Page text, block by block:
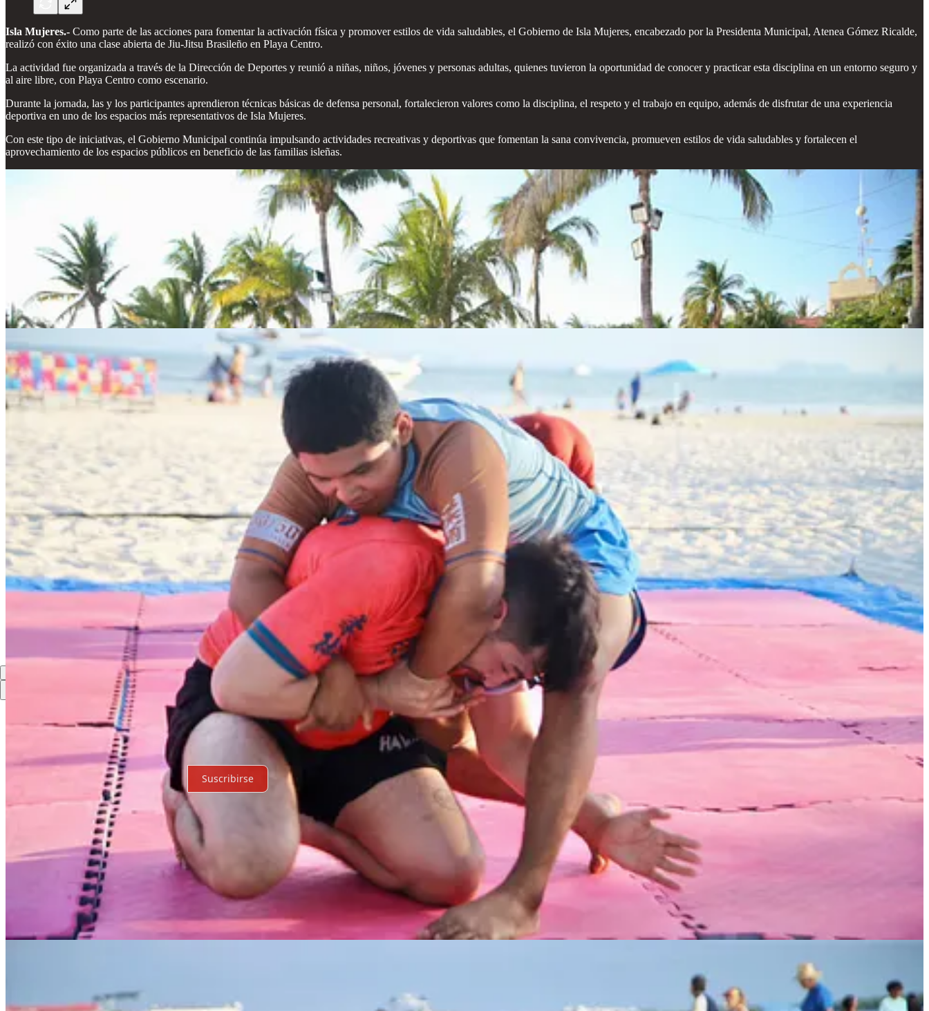
Isla Mujeres.- Como parte de las acciones para fomentar la activación física y promover estilos de vida saludables, el Gobierno de Isla Mujeres, encabezado por la Presidenta Municipal, Atenea Gómez Ricalde,
realizó con éxito una clase abierta de Jiu-Jitsu Brasileño en Playa Centro.
La actividad fue organizada a través de la Dirección de Deportes y reunió a niñas, niños, jóvenes y personas adultas, quienes tuvieron la oportunidad de conocer y practicar esta disciplina en un entorno seguro y
al aire libre, con Playa Centro como escenario.
Durante la jornada, las y los participantes aprendieron técnicas básicas de defensa personal, fortalecieron valores como la disciplina, el respeto y el trabajo en equipo, además de disfrutar de una experiencia
deportiva en uno de los espacios más representativos de Isla Mujeres.
Con este tipo de iniciativas, el Gobierno Municipal continúa impulsando actividades recreativas y deportivas que fomentan la sana convivencia, promueven estilos de vida saludables y fortalecen el
aprovechamiento de los espacios públicos en beneficio de las familias isleñas.
Compartir
Discusión sobre este post
Debates
Por supuesto, sigue adelante.
Suscribirse
© 2026 Expediente Quintana Roo Privacidad Aviso de recolección
Substackes el hogar de la gran cultura